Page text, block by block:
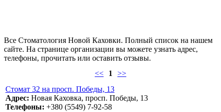
Все Стоматология Новой Каховки. Полный список на нашем
сайте. На странице организации вы можете узнать адрес,
телефоны, прочитать или оставить отзывы.
<<
1 >>
Стомат 32 на просп. Победы, 13
Адрес: Новая Каховка, просп. Победы, 13
Телефоны: +380 (5549) 7-92-58